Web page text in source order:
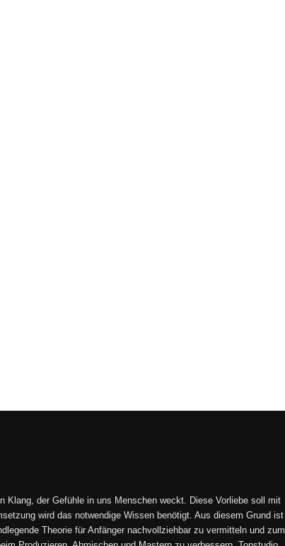
Klang, der Gefühle in uns Menschen weckt. Diese Vorliebe soll mit
wird das notwendige Wissen benötigt. Aus diesem Grund ist
Theorie für Anfänger nachvollziehbar zu vermitteln und zum